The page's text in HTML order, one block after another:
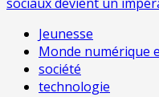
Jeunesse
Monde numérique
société
technologie